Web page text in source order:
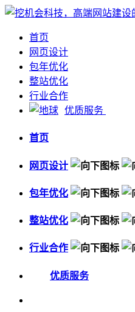
首页
网页设计
包年优化
整站优化
行业合作
优质服务
首页
网页设计
包年优化
整站优化
行业合作
优质服务